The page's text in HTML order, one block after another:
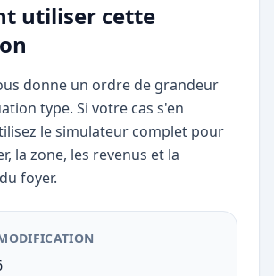
utiliser cette
donne un ordre de grandeur
type. Si votre cas s'en
le simulateur complet pour
la zone, les revenus et la
foyer.